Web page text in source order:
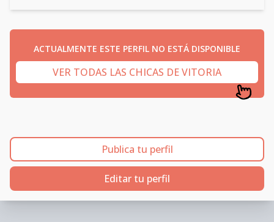
ACTUALMENTE ESTE PERFIL NO ESTÁ DISPONIBLE
VER TODAS LAS CHICAS DE VITORIA
Publica tu perfil
Editar tu perfil